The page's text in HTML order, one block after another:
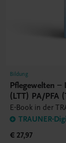
Bildung
Pflegewelten
(LTT) PA/PFA
E-Book in der
TRAUNER-
€ 27,97